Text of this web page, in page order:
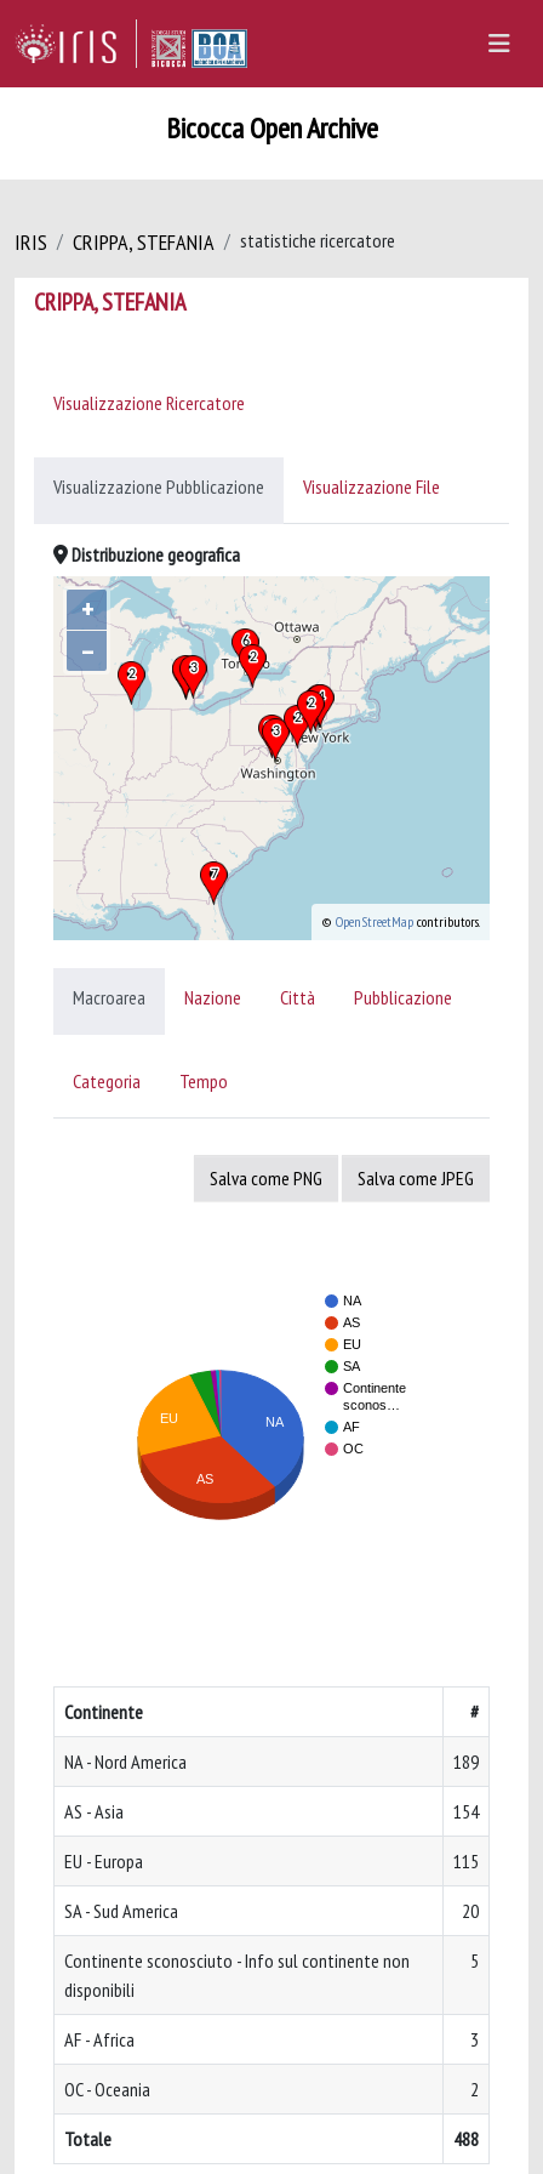
Bicocca Open Archive
IRIS CRIPPA, STEFANIA statistiche ricercatore
CRIPPA, STEFANIA
Visualizzazione Ricercatore
Visualizzazione Pubblicazione Visualizzazione File
Distribuzione geografica
+
–
© OpenStreetMap contributors.
Macroarea Nazione Città Pubblicazione
Categoria Tempo
Salva come PNG Salva come JPEG
NA
AS
EU
SA
Continente
sconos…
AF
OC
NA
EU
AS
Continente #
NA - Nord America 189
AS - Asia 154
EU - Europa 115
SA - Sud America 20
Continente sconosciuto - Info sul continente non
disponibili
5
AF - Africa 3
OC - Oceania 2
Totale 488